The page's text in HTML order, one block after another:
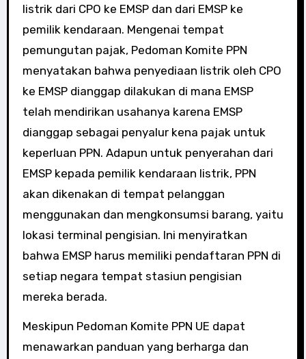
listrik dari CPO ke EMSP dan dari EMSP ke
pemilik kendaraan. Mengenai tempat
pemungutan pajak, Pedoman Komite PPN
menyatakan bahwa penyediaan listrik oleh CPO
ke EMSP dianggap dilakukan di mana EMSP
telah mendirikan usahanya karena EMSP
dianggap sebagai penyalur kena pajak untuk
keperluan PPN. Adapun untuk penyerahan dari
EMSP kepada pemilik kendaraan listrik, PPN
akan dikenakan di tempat pelanggan
menggunakan dan mengkonsumsi barang, yaitu
lokasi terminal pengisian. Ini menyiratkan
bahwa EMSP harus memiliki pendaftaran PPN di
setiap negara tempat stasiun pengisian
mereka berada.
Meskipun Pedoman Komite PPN UE dapat
menawarkan panduan yang berharga dan